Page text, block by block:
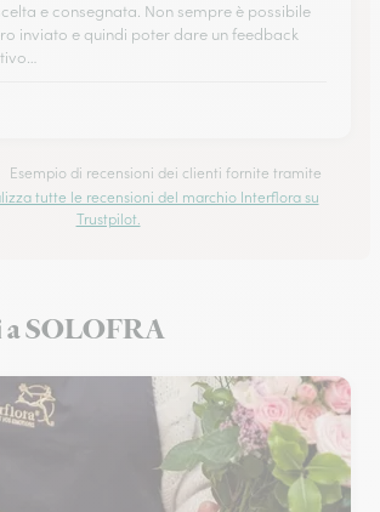
e consegnata. Non sempre è possibile
inviato e quindi poter dare un feedback
Esempio di recensioni dei clienti fornite tramite
tutte le recensioni del marchio Interflora su
Trustpilot.
SOLOFRA